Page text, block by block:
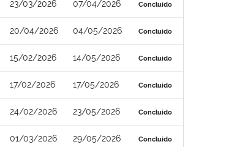
23/03/2026 07/04/2026 Concluído
20/04/2026 04/05/2026 Concluído
15/02/2026 14/05/2026 Concluído
17/02/2026 17/05/2026 Concluído
24/02/2026 23/05/2026 Concluído
01/03/2026 29/05/2026 Concluído